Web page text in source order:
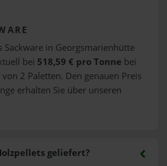
Sackware in Georgsmarienhütte
bei 518,59 € pro Tonne bei
2 Paletten. Den genauen Preis
erhalten Sie über unseren
geliefert?